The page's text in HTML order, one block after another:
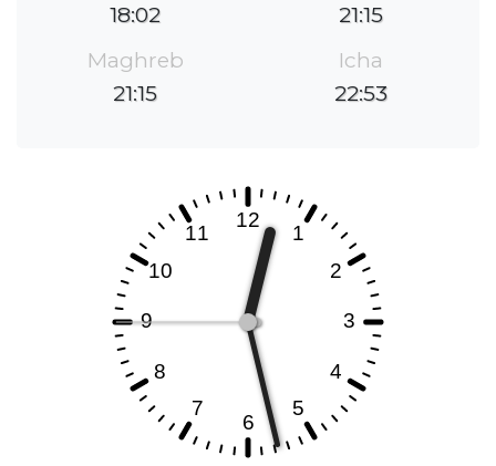
18:02
21:15
Maghreb
21:15
Icha
22:53